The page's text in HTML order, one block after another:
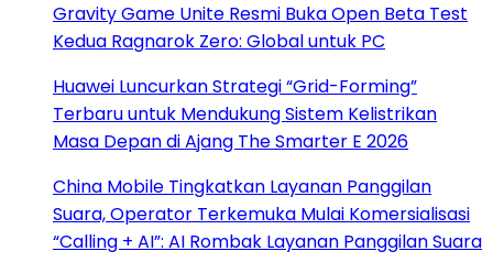
Gravity Game Unite Resmi Buka Open Beta Test
Kedua Ragnarok Zero: Global untuk PC
Huawei Luncurkan Strategi “Grid-Forming”
Terbaru untuk Mendukung Sistem Kelistrikan
Masa Depan di Ajang The Smarter E 2026
China Mobile Tingkatkan Layanan Panggilan
Suara, Operator Terkemuka Mulai Komersialisasi
“Calling + AI”: AI Rombak Layanan Panggilan Suara